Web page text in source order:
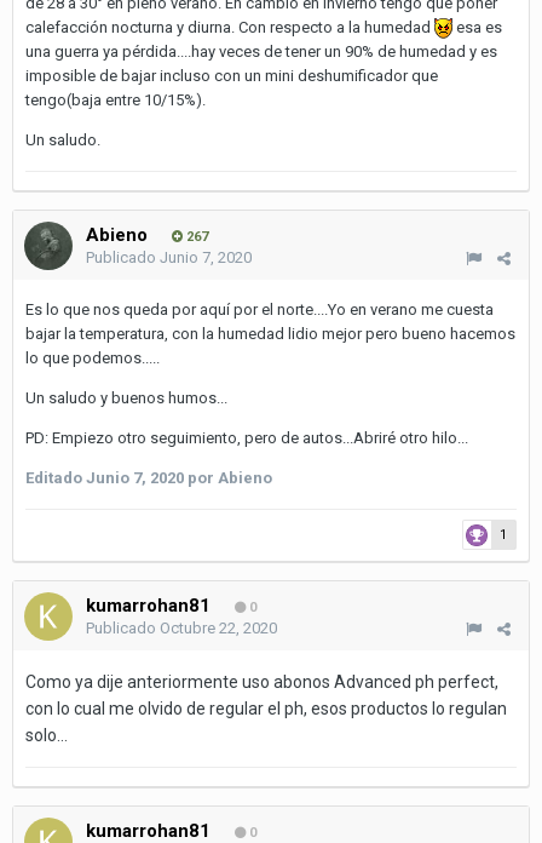
calefacción nocturna y diurna. Con respecto a la humedad
esa es
una guerra ya pérdida....hay veces de tener un 90% de humedad y es
imposible de bajar incluso con un mini deshumificador que
tengo(baja entre 10/15%).
Un saludo.
Abieno 267
Publicado Junio 7, 2020
Es lo que nos queda por aquí por el norte....Yo en verano me cuesta
bajar la temperatura, con la humedad lidio mejor pero bueno hacemos
lo que podemos.....
Un saludo y buenos humos...
PD: Empiezo otro seguimiento, pero de autos...Abriré otro hilo...
Editado Junio 7, 2020 por Abieno
1
kumarrohan81 0
Publicado Octubre 22, 2020
Como ya dije anteriormente uso abonos Advanced ph perfect,
con lo cual me olvido de regular el ph, esos productos lo regulan
solo...
kumarrohan81 0